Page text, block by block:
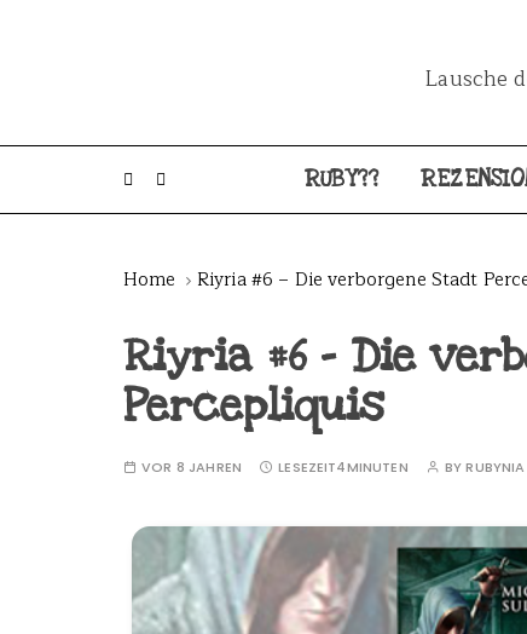
Lausche
RUBY??
Home Riyria #6 – Die verborgene Stadt
Riyria #6 – Die
Percepliquis
VOR 8 JAHREN LESEZEIT4MINUTEN BYRUBYNIA